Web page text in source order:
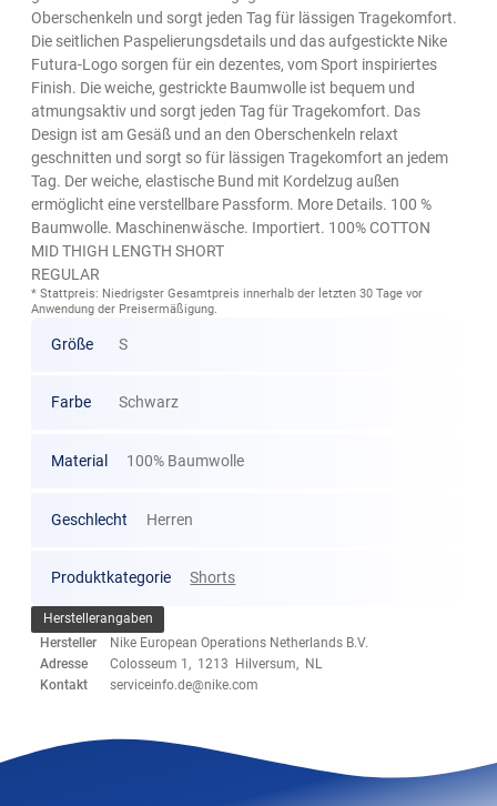
Oberschenkeln und sorgt jeden Tag für lässigen Tragekomfort.
Die seitlichen Paspelierungsdetails und das aufgestickte Nike
Futura-Logo sorgen für ein dezentes, vom Sport inspiriertes
Finish. Die weiche, gestrickte Baumwolle ist bequem und
atmungsaktiv und sorgt jeden Tag für Tragekomfort. Das
Design ist am Gesäß und an den Oberschenkeln relaxt
geschnitten und sorgt so für lässigen Tragekomfort an jedem
Tag. Der weiche, elastische Bund mit Kordelzug außen
ermöglicht eine verstellbare Passform. More Details. 100 %
Baumwolle. Maschinenwäsche. Importiert. 100% COTTON
MID THIGH LENGTH SHORT
REGULAR
* Stattpreis: Niedrigster Gesamtpreis innerhalb der letzten 30 Tage vor
Anwendung der Preisermäßigung.
Größe S
Farbe Schwarz
Material 100% Baumwolle
Geschlecht Herren
Produktkategorie Shorts
Herstellerangaben
Hersteller
Nike European Operations Netherlands B.V.
Adresse
Colosseum 1, 1213 Hilversum, NL
Kontakt
serviceinfo.de@nike.com